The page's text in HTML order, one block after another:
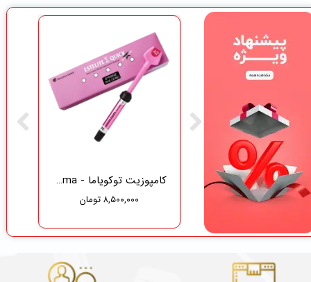
کامپوزیت توکویاما - Tokuyama
۸,۵۰۰,۰۰۰ تومان
گاز دندانپزشکی نفیس طب سلامت
۳۷۵,۰۰۰ تومان